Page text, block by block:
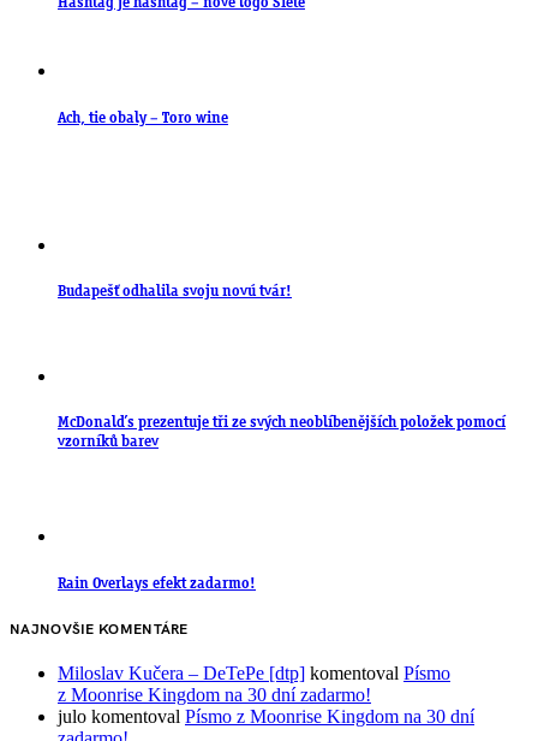
Hashtag je hashtag – nové logo Siete
Ach, tie obaly – Toro wine
Budapešť odhalila svoju novú tvár!
McDonald’s prezentuje tři ze svých neoblíbenějších položek pomocí
vzorníků barev
Rain Overlays efekt zadarmo!
NAJNOVŠIE KOMENTÁRE
Miloslav Kučera – DeTePe [dtp] komentoval Písmo
z Moonrise Kingdom na 30 dní zadarmo!
julo komentoval Písmo z Moonrise Kingdom na 30 dní